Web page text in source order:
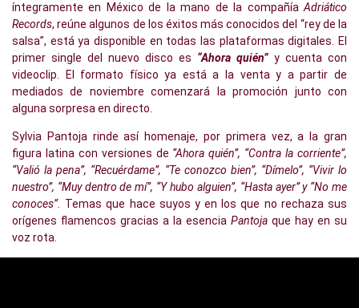
íntegramente en México de la mano de la compañíaAdriático
Records, reúne algunos de los éxitos más conocidos del “rey de la
salsa”, está ya disponible en todas las plataformas digitales. El
primer single del nuevo disco es “Ahora quién” y cuenta con
videoclip. El formato físico ya está a la venta y a partir de
mediados de noviembre comenzará la promoción junto con
alguna sorpresa en directo.
Sylvia Pantoja rinde así homenaje, por primera vez, a la gran
figura latina con versiones de “Ahora quién”, “Contra la corriente”,
“Valió la pena”, “Recuérdame”, “Te conozco bien”, “Dímelo”, “Vivir lo
nuestro”, “Muy dentro de mí”, “Y hubo alguien”, “Hasta ayer” y “No me
conoces”. Temas que hace suyos y en los que no rechaza sus
orígenes flamencos gracias a la esencia Pantoja que hay en su
voz rota.